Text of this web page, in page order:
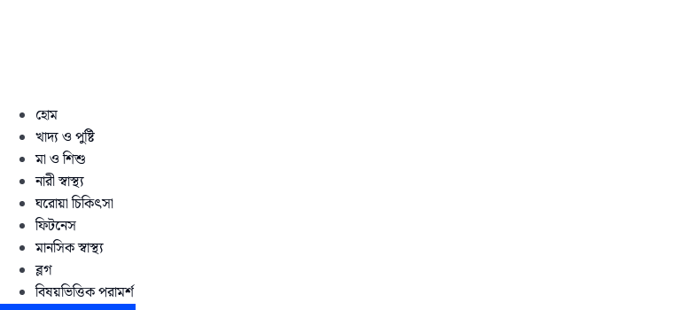
হোম
খাদ্য ও পুষ্টি
মা ও শিশু
নারী স্বাস্থ্য
ঘরোয়া চিকিৎসা
ফিটনেস
মানসিক স্বাস্থ্য
ব্লগ
বিষয়ভিত্তিক পরামর্শ